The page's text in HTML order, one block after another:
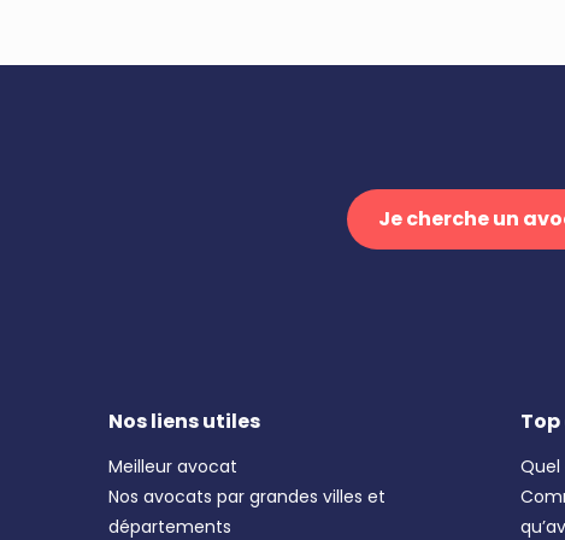
Je cherche un
Nos liens utiles
Meilleur avocat
Nos avocats par grandes villes et
départements
Quel